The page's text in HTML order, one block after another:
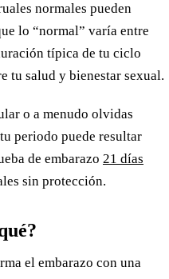
normales pueden
lo “normal” varía entre
típica de tu ciclo
tu salud y bienestar sexual.
o a menudo olvidas
periodo puede resultar
de embarazo 21 días
sin protección.
el embarazo con una